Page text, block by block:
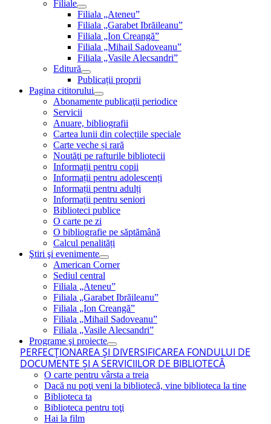
Filiale
Filiala „Ateneu”
Filiala „Garabet Ibrăileanu”
Filiala „Ion Creangă”
Filiala „Mihail Sadoveanu”
Filiala „Vasile Alecsandri”
Editură
Publicații proprii
Pagina cititorului
Abonamente publicaţii periodice
Servicii
Anuare, bibliografii
Cartea lunii din colecțiile speciale
Carte veche și rară
Noutăţi pe rafturile bibliotecii
Informații pentru copii
Informații pentru adolescenți
Informații pentru adulți
Informații pentru seniori
Biblioteci publice
O carte pe zi
O bibliografie pe săptămână
Calcul penalități
Ştiri şi evenimente
American Corner
Sediul central
Filiala „Ateneu”
Filiala „Garabet Ibrăileanu”
Filiala „Ion Creangă”
Filiala „Mihail Sadoveanu”
Filiala „Vasile Alecsandri”
Programe şi proiecte
PERFECŢIONAREA ŞI DIVERSIFICAREA FONDULUI DE
DOCUMENTE ŞI A SERVICIILOR DE BIBLIOTECĂ
O carte pentru vârsta a treia
Dacă nu poţi veni la bibliotecă, vine biblioteca la tine
Biblioteca ta
Biblioteca pentru toţi
Hai la film